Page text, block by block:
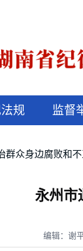
规 监督
群众身边腐败和
永州市
编辑：谢